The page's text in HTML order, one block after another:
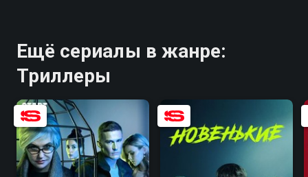
Ещё сериалы в жанре:
Триллеры